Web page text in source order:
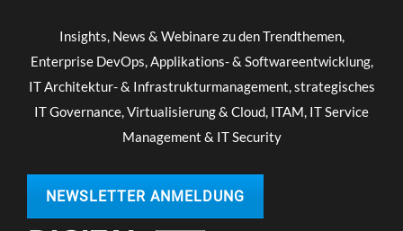
Insights, News & Webinare zu den Trendthemen,
Enterprise DevOps, Applikations- & Softwareentwicklung,
IT Architektur- & Infrastrukturmanagement, strategisches
IT Governance, Virtualisierung & Cloud, ITAM, IT Service
Management & IT Security
NEWSLETTER ANMELDUNG